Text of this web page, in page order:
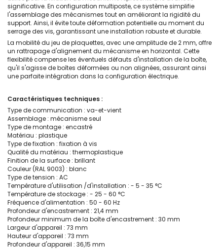
significative. En configuration multiposte, ce système simplifie
l'assemblage des mécanismes tout en améliorant la rigidité du
support. Ainsi, il évite toute déformation potentielle au moment du
serrage des vis, garantissant une installation robuste et durable.
La mobilité du jeu de plaquettes, avec une amplitude de 2 mm, offre
un rattrapage d'alignement du mécanisme en horizontal. Cette
flexibilité compense les éventuels défauts d'installation de la boîte,
qu'il s'agisse de boîtes déformées ou non alignées, assurant ainsi
une parfaite intégration dans la configuration électrique.
Caractéristiques techniques :
Type de communication : va-et-vient
Assemblage : mécanisme seul
Type de montage : encastré
Matériau : plastique
Type de fixation : fixation à vis
Qualité du matériau : thermoplastique
Finition de la surface : brillant
Couleur (RAL 9003) : blanc
Type de tension : AC
Température d'utilisation /d'installation : - 5 - 35 °C
Température de stockage : - 25 - 60 °C
Fréquence d'alimentation : 50 - 60 Hz
Profondeur d'encastrement : 21,4 mm
Profondeur minimum de la boîte d'encastrement : 30 mm
Largeur d'appareil : 73 mm
Hauteur d'appareil : 73 mm
Profondeur d'appareil : 36,15 mm